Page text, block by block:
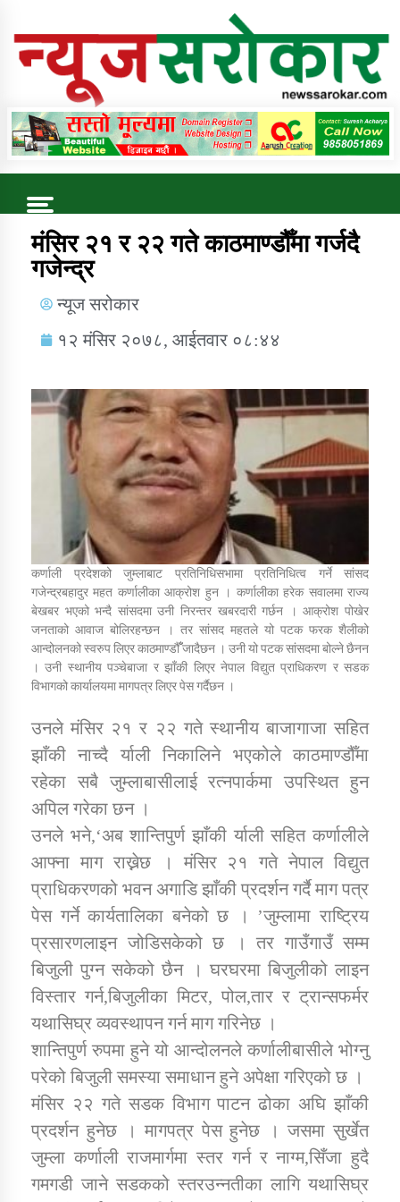
Online News Portal
Trending Now
कुषि बिकास कार्यालय जुम्ला सुचना सन्देश
डिभिजन कार्यालय जुम्लाको सुचना सन्देश
कर्णाली प्रविधि शिक्षालय जुम्लाको सुचना
सामाजिक बिकास कार्यालय जुम्लाकाे सुचना
कार्यक्रम कार्यान्वयन एकाई जुम्लाको सुचना
कर्णाली प्राविधि शिक्षालय जुम्लाको सुचना
मंसिर २१ र २२ गते काठमाण्डौँमा गर्जदै
गजेन्द्र
न्यूज सरोकार
१२ मंसिर २०७८, आईतवार ०८:४४
कर्णाली प्रदेशको जुम्लाबाट प्रतिनिधिसभामा प्रतिनिधित्व गर्ने सांसद
गजेन्द्रबहादुर महत कर्णालीका आक्रोश हुन । कर्णालीका हरेक सवालमा राज्य
बेखबर भएको भन्दै सांसदमा उनी निरन्तर खबरदारी गर्छन । आक्रोश पोखेर
जनताको आवाज बोलिरहन्छन । तर सांसद महतले यो पटक फरक शैलीको
आन्दोलनको स्वरुप लिएर काठमाण्डौँँ जादैछन । उनी यो पटक सांसदमा बोल्ने छैनन
। उनी स्थानीय पञ्चेबाजा र झाँकी लिएर नेपाल विद्युत प्राधिकरण र सडक
विभागको कार्यालयमा मागपत्र लिएर पेस गर्दैछन ।
उनले मंसिर २१ र २२ गते स्थानीय बाजागाजा सहित
झाँकी नाच्दै र्याली निकालिने भएकोले काठमाण्डौँमा
रहेका सबै जुम्लाबासीलाई रत्नपार्कमा उपस्थित हुन
अपिल गरेका छन ।
उनले भने,‘अब शान्तिपुर्ण झाँकी र्याली सहित कर्णालीले
आफ्ना माग राख्नेछ । मंसिर २१ गते नेपाल विद्युत
प्राधिकरणको भवन अगाडि झाँकी प्रदर्शन गर्दै माग पत्र
पेस गर्ने कार्यतालिका बनेको छ । ’जुम्लामा राष्ट्रिय
प्रसारणलाइन जोडिसकेको छ । तर गाउँगाउँ सम्म
बिजुली पुग्न सकेको छैन । घरघरमा बिजुलीको लाइन
विस्तार गर्न,बिजुलीका मिटर, पोल,तार र ट्रान्सफर्मर
यथासिघ्र व्यवस्थापन गर्न माग गरिनेछ ।
शान्तिपुर्ण रुपमा हुने यो आन्दोलनले कर्णालीबासीले भोग्नु
परेको बिजुली समस्या समाधान हुने अपेक्षा गरिएको छ ।
मंसिर २२ गते सडक विभाग पाटन ढोका अघि झाँकी
प्रदर्शन हुनेछ । मागपत्र पेस हुनेछ । जसमा सुर्खेत
जुम्ला कर्णाली राजमार्गमा स्तर गर्न र नाग्म,सिँजा हुदै
गमगडी जाने सडकको स्तरउन्नतीका लागि यथासिघ्र